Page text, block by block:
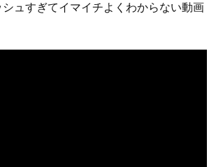
シュすぎてイマイチよくわからない動画